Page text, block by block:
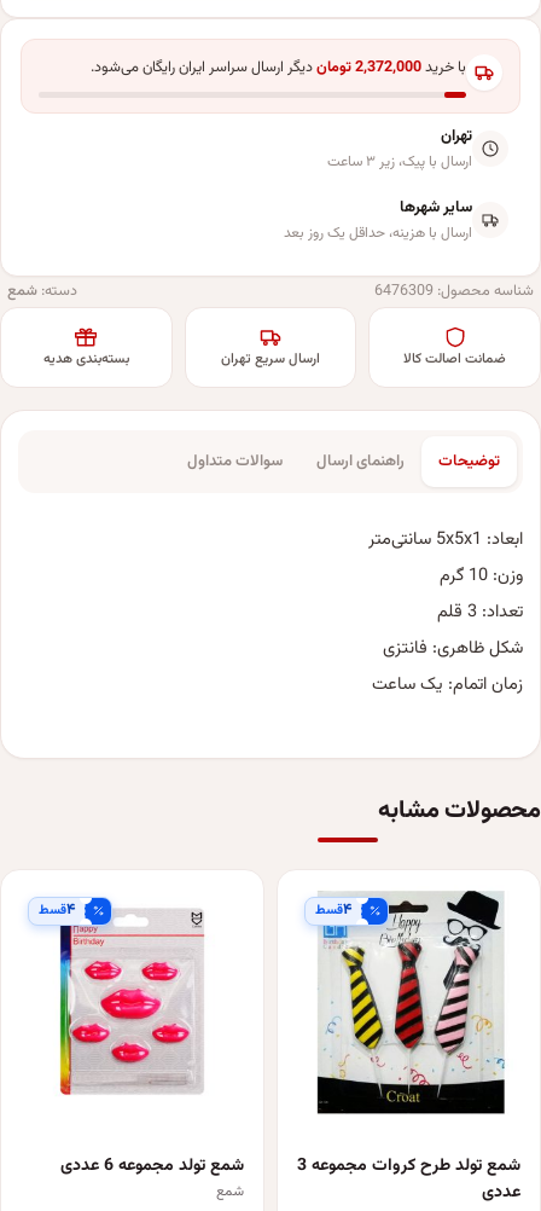
با خرید2,372,000توماندیگر ارسال سراسر ایران رایگان می‌شود.
تهران
ارسال با پیک، زیر ۳ ساعت
سایر شهرها
ارسال با هزینه، حداقل یک روز بعد
شناسه محصول: 6476309 دسته: شمع
ضمانت اصالت کالا ارسال سریع تهران بسته‌بندی هدیه
توضیحات راهنمای ارسال سوالات متداول
ابعاد: 5x5x1 سانتی‌متر
وزن: 10 گرم
تعداد: 3 قلم
شکل ظاهری: فانتزی
زمان اتمام: یک ساعت
محصولات مشابه
۴قسط
شمع تولد طرح کروات مجموعه 3
عددی
۴قسط
شمع تولد مجموعه 6 عددی
شمع